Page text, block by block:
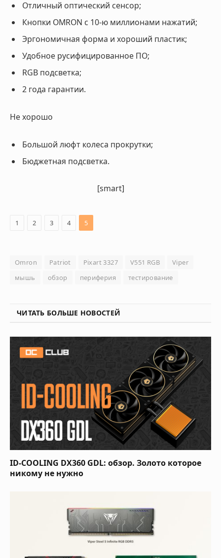
Отличный оптический сенсор;
Кнопки OMRON с 10-ю миллионами нажатий;
Эргономичная форма и хороший пластик;
Удобное русифицированное ПО;
RGB подсветка;
2 года гарантии.
Не хорошо
Большой люфт колеса прокрутки;
Бюджетная подсветка.
[smart]
1 2 3 4 5
Omron Patriot Pixart 3327 V551 RGB
Viper
мышь
обзор периферия тестирование
ЧИТАТЬ БОЛЬШЕ НОВОСТЕЙ
ID-COOLING DX360 GDL: обзор. Золото которое
никому не нужно